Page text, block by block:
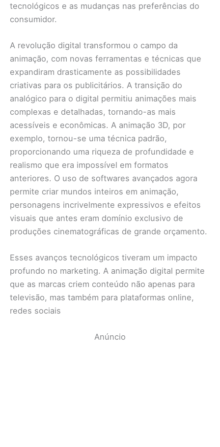
tecnológicos e as mudanças nas preferências do
consumidor.
A revolução digital transformou o campo da
animação, com novas ferramentas e técnicas que
expandiram drasticamente as possibilidades
criativas para os publicitários. A transição do
analógico para o digital permitiu animações mais
complexas e detalhadas, tornando-as mais
acessíveis e econômicas. A animação 3D, por
exemplo, tornou-se uma técnica padrão,
proporcionando uma riqueza de profundidade e
realismo que era impossível em formatos
anteriores. O uso de softwares avançados agora
permite criar mundos inteiros em animação,
personagens incrivelmente expressivos e efeitos
visuais que antes eram domínio exclusivo de
produções cinematográficas de grande orçamento.
Esses avanços tecnológicos tiveram um impacto
profundo no marketing. A animação digital permite
que as marcas criem conteúdo não apenas para
televisão, mas também para plataformas online,
redes sociais
Anúncio